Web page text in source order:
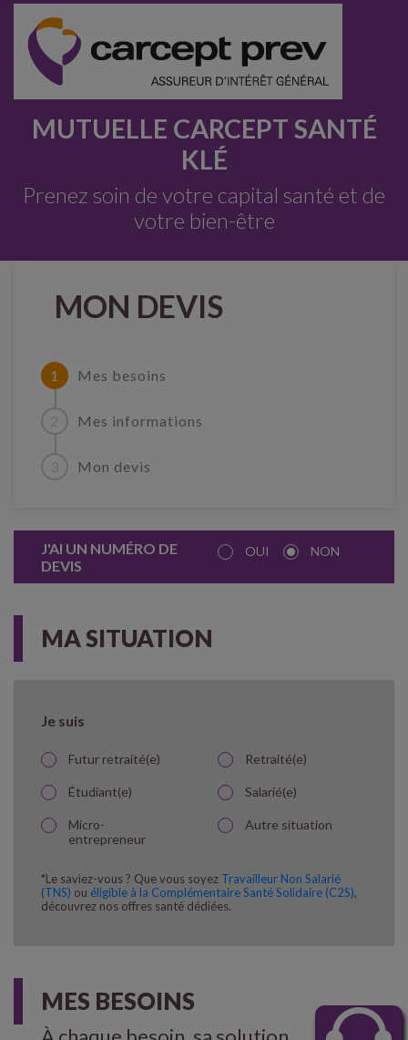
MUTUELLE CARCEPT SANTÉ
KLÉ
Prenez soin de votre capital santé et de
votre bien-être
MON DEVIS
Mes besoins
Mes informations
Mon devis
J'AI UN NUMÉRO DE
DEVIS
OUI NON
MA SITUATION
Je suis
Futur retraité(e) Retraité(e)
Étudiant(e) Salarié(e)
Micro-
entrepreneur
Autre situation
*Le saviez-vous ? Que vous soyez Travailleur Non Salarié
(TNS) ou éligible à la Complémentaire Santé Solidaire (C2S),
découvrez nos offres santé dédiées.
MES BESOINS